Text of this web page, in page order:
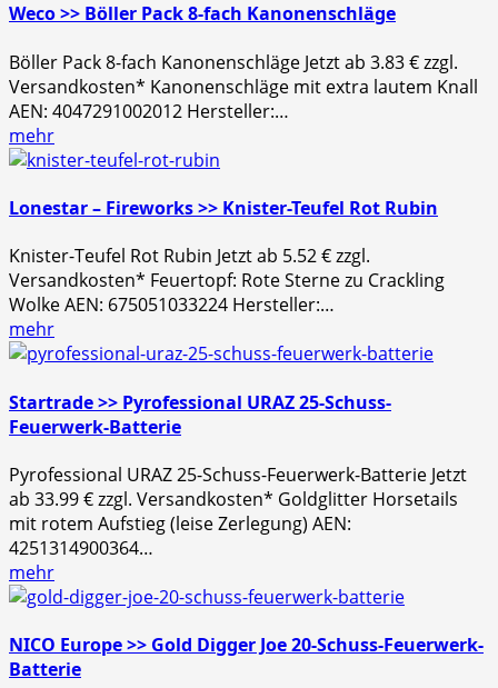
Weco >> Böller Pack 8-fach Kanonenschläge
Böller Pack 8-fach Kanonenschläge Jetzt ab 3.83 € zzgl.
Versandkosten* Kanonenschläge mit extra lautem Knall
AEN: 4047291002012 Hersteller:…
mehr
Lonestar – Fireworks >> Knister-Teufel Rot Rubin
Knister-Teufel Rot Rubin Jetzt ab 5.52 € zzgl.
Versandkosten* Feuertopf: Rote Sterne zu Crackling
Wolke AEN: 675051033224 Hersteller:…
mehr
Startrade >> Pyrofessional URAZ 25-Schuss-
Feuerwerk-Batterie
Pyrofessional URAZ 25-Schuss-Feuerwerk-Batterie Jetzt
ab 33.99 € zzgl. Versandkosten* Goldglitter Horsetails
mit rotem Aufstieg (leise Zerlegung) AEN:
4251314900364…
mehr
NICO Europe >> Gold Digger Joe 20-Schuss-Feuerwerk-
Batterie